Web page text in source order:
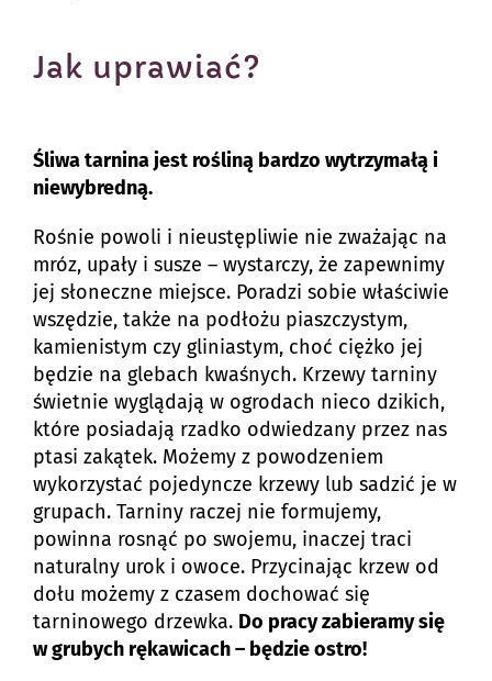
Jak uprawiać?
Śliwa tarnina jest rośliną bardzo wytrzymałą i
niewybredną.
Rośnie powoli i nieustępliwie nie zważając na
mróz, upały i susze – wystarczy, że zapewnimy
jej słoneczne miejsce. Poradzi sobie właściwie
wszędzie, także na podłożu piaszczystym,
kamienistym czy gliniastym, choć ciężko jej
będzie na glebach kwaśnych. Krzewy tarniny
świetnie wyglądają w ogrodach nieco dzikich,
które posiadają rzadko odwiedzany przez nas
ptasi zakątek. Możemy z powodzeniem
wykorzystać pojedyncze krzewy lub sadzić je w
grupach. Tarniny raczej nie formujemy,
powinna rosnąć po swojemu, inaczej traci
naturalny urok i owoce. Przycinając krzew od
dołu możemy z czasem dochować się
tarninowego drzewka. Do pracy zabieramy się
w grubych rękawicach – będzie ostro!